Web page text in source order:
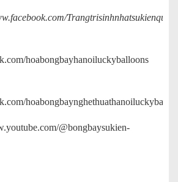
hoabongbayhanoiluckyballoons
@bongbaysukien-